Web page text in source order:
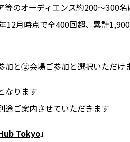
のオーディエンス約200～300
12月時点で全400回超、累計
加と②会場ご参加と選択いただけ
なります
ご案内させていただきます
Tokyo」